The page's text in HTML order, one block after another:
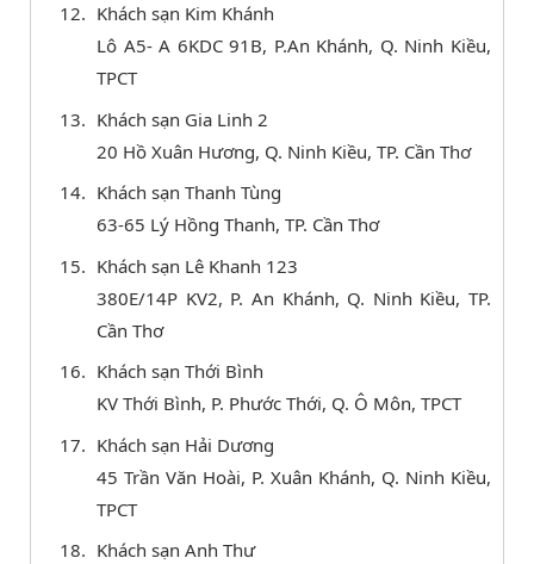
Khách sạn Kim Khánh
Lô A5- A 6KDC 91B, P.An Khánh, Q. Ninh Kiều,
TPCT
Khách sạn Gia Linh 2
20 Hồ Xuân Hương, Q. Ninh Kiều, TP. Cần Thơ
Khách sạn Thanh Tùng
63-65 Lý Hồng Thanh, TP. Cần Thơ
Khách sạn Lê Khanh 123
380E/14P KV2, P. An Khánh, Q. Ninh Kiều, TP.
Cần Thơ
Khách sạn Thới Bình
KV Thới Bình, P. Phước Thới, Q. Ô Môn, TPCT
Khách sạn Hải Dương
45 Trần Văn Hoài, P. Xuân Khánh, Q. Ninh Kiều,
TPCT
Khách sạn Anh Thư